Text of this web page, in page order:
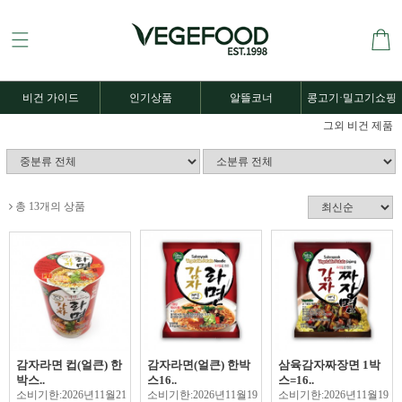
비건 가이드 인기상품 알뜰코너 콩고기·밀고기쇼핑
그외 비건 제품
총 13개의 상품
감자라면 컵(얼큰) 한
박스..
소비기한:2026년11월21
감자라면(얼큰) 한박
스16..
소비기한:2026년11월19
삼육감자짜장면 1박
스=16..
소비기한:2026년11월19